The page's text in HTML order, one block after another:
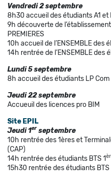
Vendredi 2 septembre
8h30 accueil des étudiants A1 et
9h découverte de
PREMIERES
10h accueil de l’ENSEMBLE des
14h rentrée de l’ENSEMBLE des
Lundi 5 septembre
8h accueil des étudiants LP Com
Jeudi 22 septembre
Accueuil des licences pro BIM
Site EPIL
Jeudi 1er septembre
10h rentrée des 1ères et
(CAP)
14h rentrée des étudiants BTS 1
15h30 rentrée des étudiants